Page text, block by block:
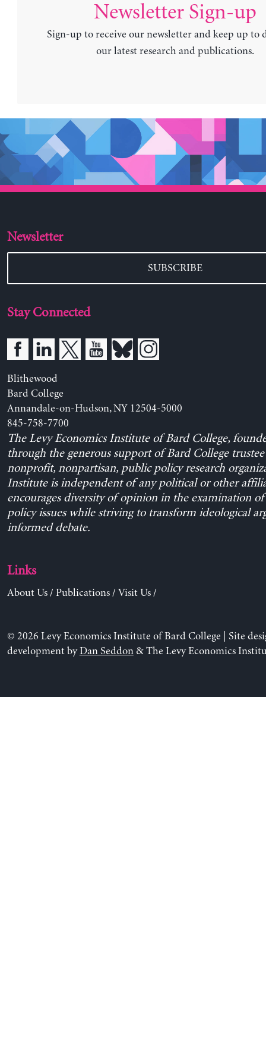
Newsletter Sign-up
Sign-up to receive our newsletter and keep up to
our latest research and publications.
Newsletter
SUBSCRIBE
Stay Connected
Blithewood
Bard College
Annandale-on-Hudson, NY 12504-5000
845-758-7700
The Levy Economics Institute of Bard College,
through the generous support of Bard College trustee
nonprofit, nonpartisan, public policy research
Institute is independent of any political or other
encourages diversity of opinion in the examination
policy issues while striving to transform ideological
informed debate.
Links
About Us/ Publications/ Visit Us/
© 2026 Levy Economics Institute of Bard College | Site
development byDan Seddon& The Levy Economics